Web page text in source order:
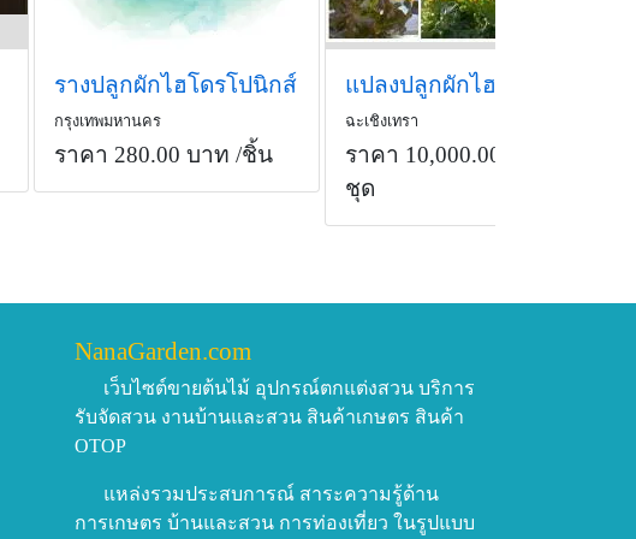
รางปลูกผักไฮโดรโปนิกส์
กรุงเทพมหานคร
ราคา 280.00 บาท /ชิ้น
ฉะเชิงเทรา
ราคา 10,000.00 บาท
ชุด
NanaGarden.com
เว็บไซต์ขายต้นไม้ อุปกรณ์ตกแต่งสวน บริการ
รับจัดสวน งานบ้านและสวน สินค้าเกษตร สินค้า
OTOP
แหล่งรวมประสบการณ์ สาระความรู้ด้าน
การเกษตร บ้านและสวน การท่องเที่ยว ในรูปแบบ